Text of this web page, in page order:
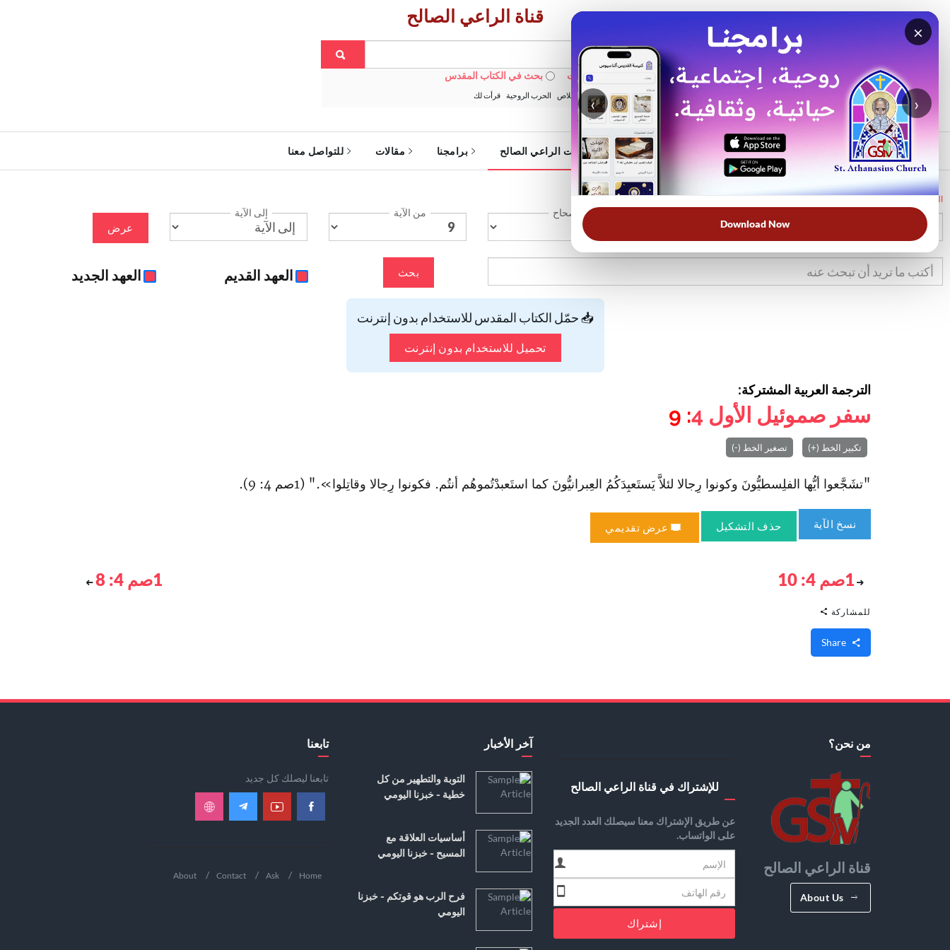
×
‹ ›
Download Now
قناة الراعي الصالح
بحث في الويبسايت بحث في الكتاب المقدس
الأكثر بحثًا: خبزنا اليومي الخلاص الحرب الروحية قرأت لك
الرئيسية خدمات الراعي الصالح برامجنا مقالات للتواصل معنا
الرئيسية
الإصحاح من الآية إلى الآية
عرض
بحث العهد القديم العهد الجديد
📥 حمّل الكتاب المقدس للاستخدام بدون إنترنت
تحميل للاستخدام بدون إنترنت
الترجمة العربية المشتركة:
سفر صموئيل الأول 4
: 9
تكبير الخط (+) تصغير الخط (-)
"تشَجَّعوا أيُّها الفلِسطيُّونَ وكونوا رِجالا لئلاَّ يَستَعبِدَكُمُ العِبرانيُّونَ كما ا‏ستَعبدْتُموهُم أنتُم. فكونوا رِجالا وقاتِلوا»." (1صم 4: 9).
نسخ الآية حذف التشكيل عرض تقديمي
1صم 4: 10 1صم 4: 8
للمشاركة
من نحن؟
قناة الراعي الصالح
About Us
للإشتراك في قناة الراعي الصالح
عن طريق الإشتراك معنا سيصلك العدد الجديد
على الواتساب.
إشتراك
آخر الأخبار
التوبة والتطهير من كل
خطية - خبزنا اليومي
أساسيات العلاقة مع
المسيح - خبزنا اليومي
فرح الرب هو قوتكم - خبزنا
اليومي
تابعنا
تابعنا ليصلك كل جديد
Home
Ask
Contact
About